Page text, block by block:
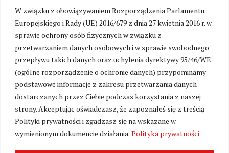
W związku z obowiązywaniem Rozporządzenia Parlamentu
Europejskiego i Rady (UE) 2016/679 z dnia 27 kwietnia 2016 r. w
sprawie ochrony osób fizycznych w związku z
przetwarzaniem danych osobowych i w sprawie swobodnego
przepływu takich danych oraz uchylenia dyrektywy 95/46/WE
(ogólne rozporządzenie o ochronie danych) przypominamy
podstawowe informacje z zakresu przetwarzania danych
dostarczanych przez Ciebie podczas korzystania z naszej
strony. Akceptując oświadczasz, że zapoznałeś się z treścią
Polityki prywatności i zgadzasz się na wskazane w
wymienionym dokumencie działania. Polityka prywatności
Zmień ustawienia cookies